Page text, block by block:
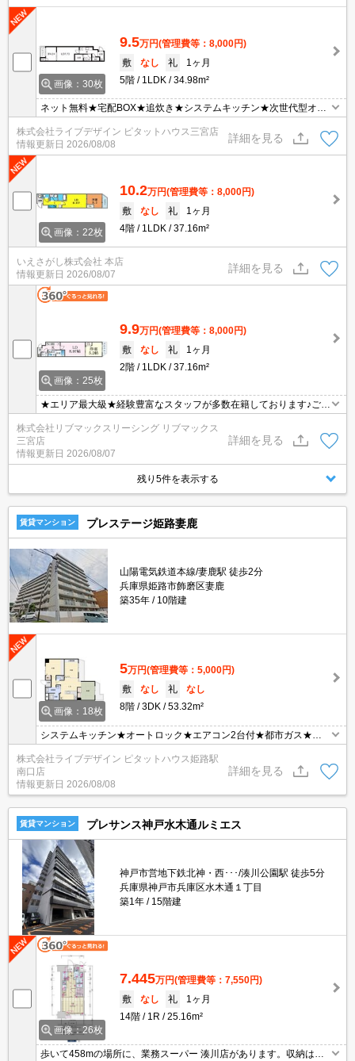
画像：30枚
9.5万円(管理費等：8,000円)
敷
なし 礼
1ヶ月
5階
1LDK 34.98m²
ネット無料★宅配BOX★追炊き★システムキッチン★次世代型オー
株式会社ライブデザイン ピタットハウス三宮店
情報更新日 2026/08/08
詳細を見る
画像：22枚
10.2万円(管理費等：8,000円)
敷
なし 礼
1ヶ月
4階
1LDK 37.16m²
いえさがし株式会社 本店
情報更新日 2026/08/07
詳細を見る
画像：25枚
9.9万円(管理費等：8,000円)
敷
なし 礼
1ヶ月
2階
1LDK 37.16m²
★エリア最大級★経験豊富なスタッフが多数在籍しております♪ご要
望がありましたらお申し付けください！初期費用クレジット支払可
能！オンライン内覧・オンライン契約等弊社に一度も来店せずとも
問題ありません♪弊社ではネットに掲載されている物件も全てご紹介
可能になりますので気になる物件は全て申し付けください★
株式会社リブマックスリーシング リブマックス
三宮店
情報更新日 2026/08/07
詳細を見る
残り5件を表示する
賃貸マンション プレステージ姫路妻鹿
山陽電気鉄道本線/妻鹿駅 徒歩2分
兵庫県姫路市飾磨区妻鹿
築35年
10階建
画像：18枚
5万円(管理費等：5,000円)
敷
なし 礼
なし
8階
3DK 53.32m²
システムキッチン★オートロック★エアコン2台付★都市ガス★ウ
ォシュレット★
株式会社ライブデザイン ピタットハウス姫路駅
南口店
情報更新日 2026/08/08
詳細を見る
賃貸マンション プレサンス神戸水木通ルミエス
神戸市営地下鉄北神・西･･･/湊川公園駅 徒歩5分
兵庫県神戸市兵庫区水木通１丁目
築1年
15階建
画像：26枚
7.445万円(管理費等：7,550円)
敷
なし 礼
1ヶ月
14階
1R 25.16m²
歩いて458mの場所に、業務スーパー 湊川店があります。収納はシ